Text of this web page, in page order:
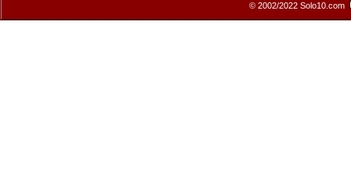
© 2002/2022 Solo10.com